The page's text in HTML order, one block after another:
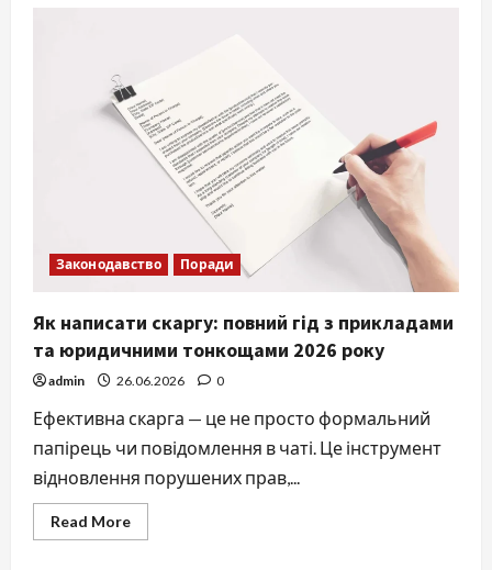
проживання:
повний
гід
2026
Законодавство Поради
Як написати скаргу: повний гід з прикладами
та юридичними тонкощами 2026 року
admin 26.06.2026 0
Ефективна скарга — це не просто формальний
папірець чи повідомлення в чаті. Це інструмент
відновлення порушених прав,...
Read MoreRead
more